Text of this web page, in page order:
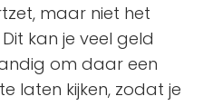
maar niet het
kan je veel geld
om daar een
laten kijken, zodat je